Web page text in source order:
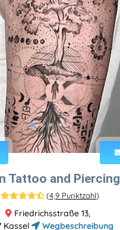
Tattoo and Piercing
(4,9 Punktzahl)
Friedrichsstraße 13,
Kassel
Wegbeschreibung